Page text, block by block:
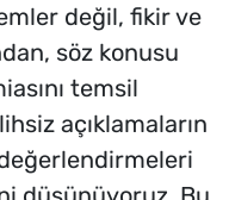
değil, fikir ve
söz konusu
temsil
açıklamaların